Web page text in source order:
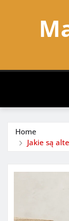
Home
Jakie są